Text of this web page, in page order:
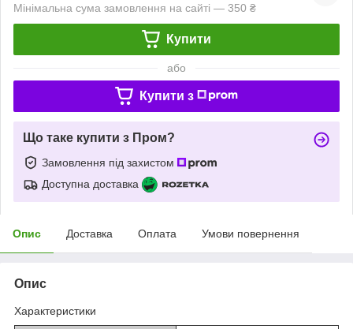
Мінімальна сума замовлення на сайті — 350 ₴
Купити
або
Купити з
Що таке купити з Пром?
Замовлення під захистом
Доступна доставка
Опис Доставка Оплата Умови повернення
Опис
Характеристики